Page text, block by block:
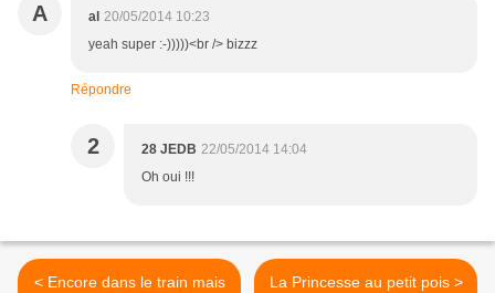
A al 20/05/2014 10:23
yeah super :-)))))<br /> bizzz
Répondre
2 28 JEDB 22/05/2014 14:04
Oh oui !!!
< Encore dans le train mais
La Princesse au petit pois >